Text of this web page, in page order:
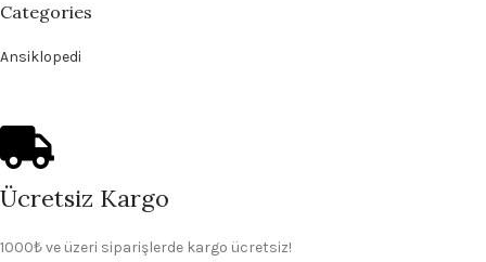
Categories
Ansiklopedi
Ücretsiz Kargo
1000₺ ve üzeri siparişlerde kargo ücretsiz!